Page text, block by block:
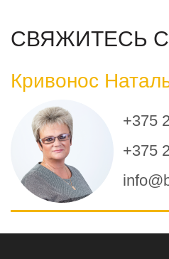
СВЯЖИТЕСЬ
Кривонос
+375
+375